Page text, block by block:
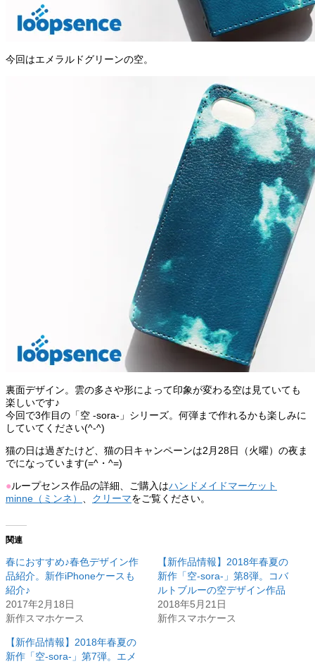
今回はエメラルドグリーンの空。
裏面デザイン。雲の多さや形によって印象が変わる空は見ていても
楽しいです♪
今回で3作目の「空 -sora-」シリーズ。何弾まで作れるかも楽しみに
していてください(^-^)
猫の日は過ぎたけど、猫の日キャンペーンは2月28日（火曜）の夜ま
でになっています(=^・^=)
●ループセンス作品の詳細、ご購入はハンドメイドマーケット
minne（ミンネ）
クリーマをご覧ください。
関連
春におすすめ♪春色デザイン作
品紹介。新作iPhoneケースも
紹介♪
2017年2月18日
新作スマホケース
【新作品情報】2018年春夏の
新作「空-sora-」第8弾。コバ
ルトブルーの空デザイン作品
2018年5月21日
新作スマホケース
【新作品情報】2018年春夏の
新作「空-sora-」第7弾。エメ